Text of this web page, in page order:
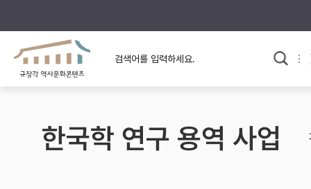
규장각의 어제와 오늘
규장각 소개영상
사료와 문학으로 본
고대
고려
한국학 연구 용역 사업